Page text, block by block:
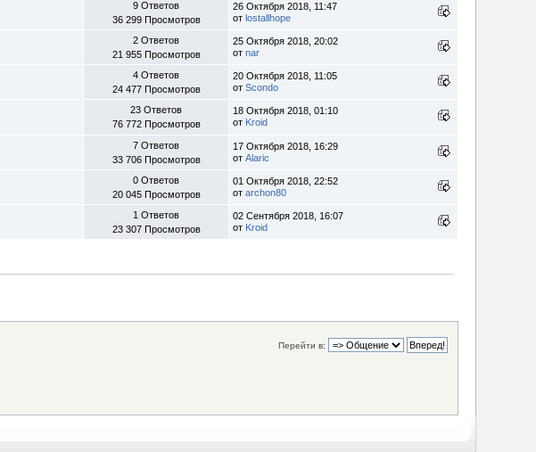
9 Ответов
36 299 Просмотров
26 Октября 2018, 11:47
отlostallhope
2 Ответов
21 955 Просмотров
25 Октября 2018, 20:02
отnar
4 Ответов
24 477 Просмотров
20 Октября 2018, 11:05
отScondo
23 Ответов
76 772 Просмотров
18 Октября 2018, 01:10
от Kroid
7 Ответов
33 706 Просмотров
17 Октября 2018, 16:29
отAlaric
0 Ответов
20 045 Просмотров
01 Октября 2018, 22:52
отarchon80
1 Ответов
23 307 Просмотров
02 Сентября 2018, 16:07
от Kroid
Перейти в: